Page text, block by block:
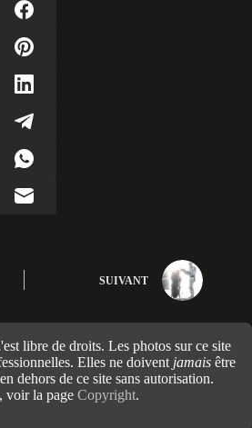
SUIVANT
libre de droits. Les photos sur ce site
Elles ne doivent jamais être
dehors de ce site sans autorisation.
voir la page Copyright.